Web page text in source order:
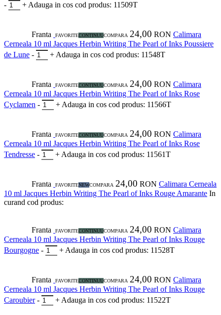
-
+ Adauga in cos cod produs: 11509T
Franta FAVORITECONTINUUCOMPARA 24,00 RON Calimara
Cerneala 10 ml Jacques Herbin Writing The Pearl of Inks Poussiere
de Lune - + Adauga in cos cod produs: 11548T
Franta FAVORITECONTINUUCOMPARA 24,00 RON Calimara
Cerneala 10 ml Jacques Herbin Writing The Pearl of Inks Rose
Cyclamen - + Adauga in cos cod produs: 11566T
Franta FAVORITECONTINUUCOMPARA 24,00 RON Calimara
Cerneala 10 ml Jacques Herbin Writing The Pearl of Inks Rose
Tendresse - + Adauga in cos cod produs: 11561T
Franta FAVORITENEWCOMPARA 24,00 RON Calimara Cerneala
10 ml Jacques Herbin Writing The Pearl of Inks Rouge Amarante In
curand cod produs:
Franta FAVORITECONTINUUCOMPARA 24,00 RON Calimara
Cerneala 10 ml Jacques Herbin Writing The Pearl of Inks Rouge
Bourgogne - + Adauga in cos cod produs: 11528T
Franta FAVORITECONTINUUCOMPARA 24,00 RON Calimara
Cerneala 10 ml Jacques Herbin Writing The Pearl of Inks Rouge
Caroubier - + Adauga in cos cod produs: 11522T